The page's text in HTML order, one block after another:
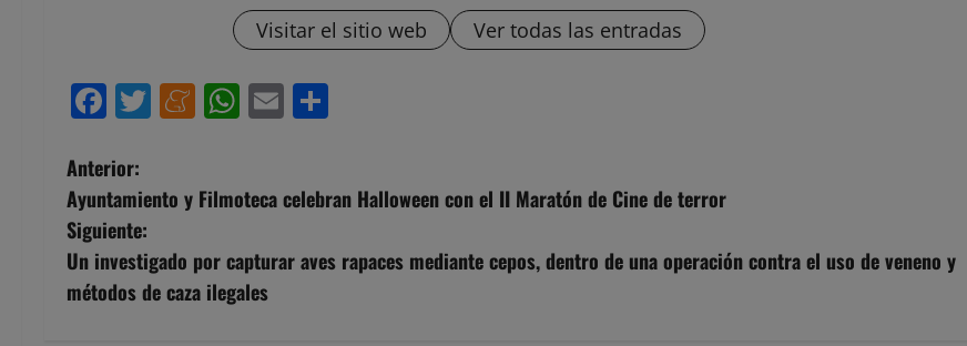
Visitar el sitio web
Ver todas las entradas
Facebook
Twitter
Meneame
WhatsApp
Email
N
a
v
e
Anterior:
Ayuntamiento y Filmoteca celebran Halloween con el II Maratón de Cine de terror
Siguiente:
Un investigado por capturar aves rapaces mediante cepos, dentro de una operación contra el uso de veneno y
métodos de caza ilegales